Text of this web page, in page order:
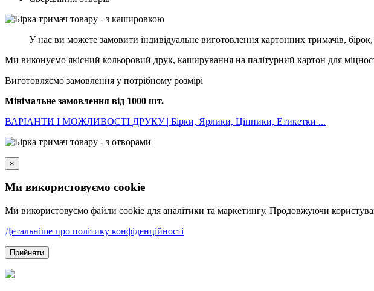
У нас ви можете замовити індивідуальне виготовлення картонних тримачів,
Ми виконуємо якісний кольоровий друк, каширування на палітурний картон для
Виготовляємо замовлення у потрібному розмірі
Мінімальне замовлення від 1000 шт.
ВАРІАНТИ І МОЖЛИВОСТІ ДРУКУ | Бірки, Ярлики, Цінники, Етикетки ...
×
Ми використовуємо cookie
Ми використовуємо файли cookie для аналітики та маркетингу. Продовжуючи
Детальніше про політику конфіденційності
Прийняти